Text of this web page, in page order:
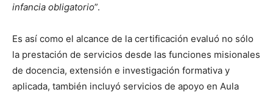
infancia obligatorio”.
Es así como el alcance de la certificación evaluó no sólo
la prestación de servicios desde las funciones misionales
de docencia, extensión e investigación formativa y
aplicada, también incluyó servicios de apoyo en Aula